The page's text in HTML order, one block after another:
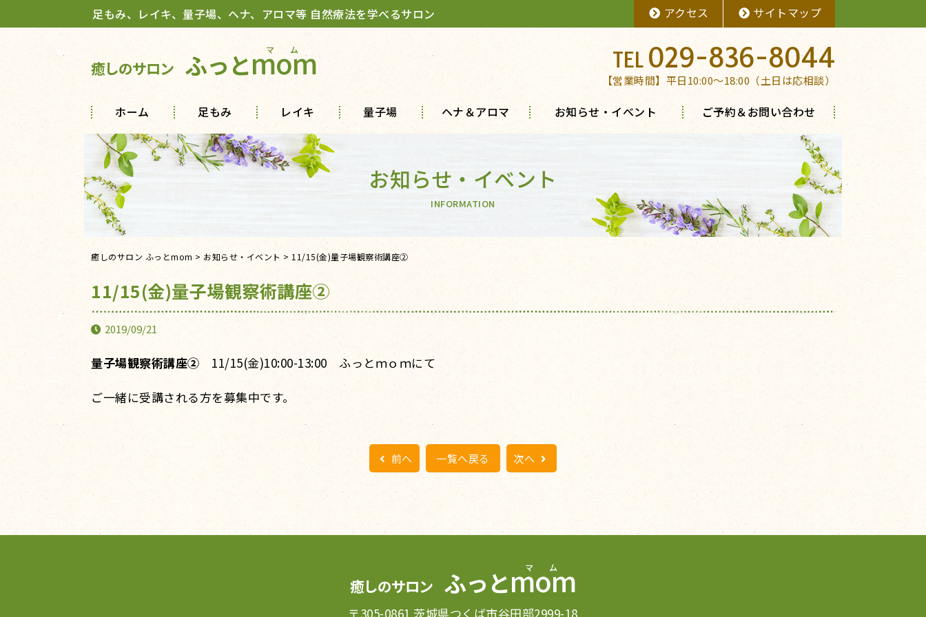
足もみ、レイキ、量子場、ヘナ、アロマ等 自然療法を学べるサロン アクセス サイトマップ
癒しのサロン ふっとmom 029-836-8044
【営業時間】平日10:00～18:00（土日は応相談）
ホーム 足もみ レイキ 量子場 ヘナ＆アロマ お知らせ・イベント ご予約＆お問い合わせ
お知らせ・イベント
INFORMATION
癒しのサロン ふっとmom > お知らせ・イベント > 11/15(金)量子場観察術講座②
11/15(金)量子場観察術講座②
2019/09/21
量子場観察術講座② 11/15(金)10:00-13:00 ふっとｍｏｍにて
ご一緒に受講される方を募集中です。
前へ 一覧へ戻る 次へ
癒しのサロン ふっとmom
〒305-0861 茨城県つくば市谷田部2999-18